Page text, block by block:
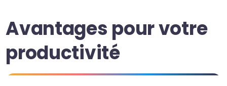
Avantages pour votre
productivité